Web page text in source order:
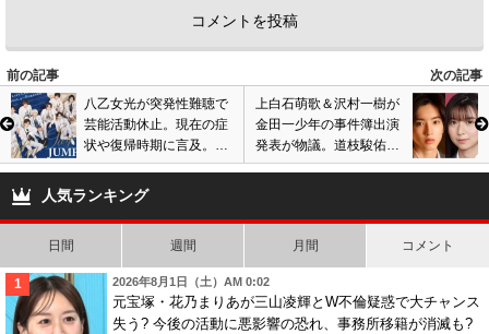
前の記事
次の記事
八乙女光が突発性難聴で
芸能活動休止。現在の症
状や復帰時期に言及。
Hey! Say! JUMPメンバー
もコメント。
上白石萌歌＆沢村一樹が
金田一少年の事件簿出演
発表が物議。道枝駿佑が
主演で再ドラマ化、キャ
人気ランキング
日間 週間 月間 コメント
2026年8月1日（土）AM 0:02
元宝塚・花乃まりあが三山凌輝とW不倫疑惑で大チャンス
失う? 今後の活動に悪影響の恐れ、事務所移籍が消滅も?